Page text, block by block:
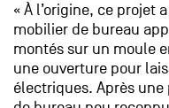
« À l’origine, ce projet
mobilier de bureau
montés sur un moule
une ouverture pour
électriques. Après une